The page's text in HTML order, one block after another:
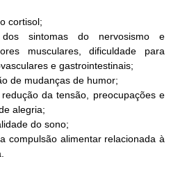
cortisol;
sintomas do nervosismo e
musculares, dificuldade para
e gastrointestinais;
de mudanças de humor;
da tensão, preocupações e
alegria;
do sono;
compulsão alimentar relacionada à